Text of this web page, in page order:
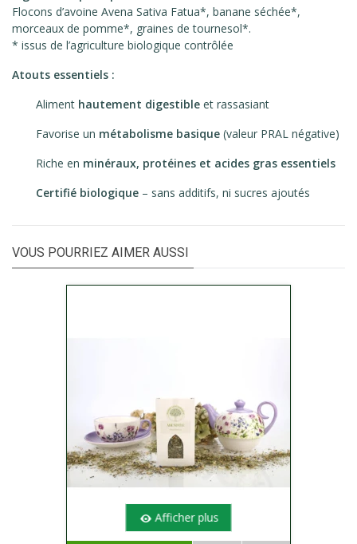
Flocons d’avoine Avena Sativa Fatua*, banane séchée*,
morceaux de pomme*, graines de tournesol*.
* issus de l’agriculture biologique contrôlée
Atouts essentiels :
Aliment hautement digestible et rassasiant
Favorise un métabolisme basique (valeur PRAL négative)
Riche en minéraux, protéines et acides gras essentiels
Certifié biologique – sans additifs, ni sucres ajoutés
VOUS POURRIEZ AIMER AUSSI
Afficher plus